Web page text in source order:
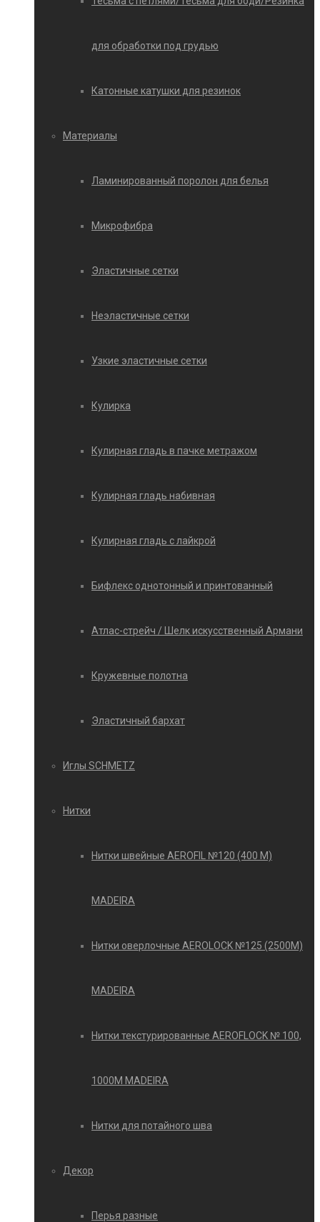
для обработки под грудью
Катонные катушки для резинок
Материалы
Ламинированный поролон для белья
Микрофибра
Эластичные сетки
Неэластичные сетки
Узкие эластичные сетки
Кулирка
Кулирная гладь в пачке метражом
Кулирная гладь набивная
Кулирная гладь с лайкрой
Бифлекс однотонный и принтованный
Атлас-стрейч / Шелк искусственный Армани
Кружевные полотна
Эластичный бархат
Иглы SCHMETZ
Нитки
Нитки швейные AEROFIL №120 (400 М)
MADEIRA
Нитки оверлочные AEROLOCK №125 (2500М)
MADEIRA
Нитки текстурированные AEROFLOCK № 100,
1000М MADEIRA
Нитки для потайного шва
Декор
Перья разные